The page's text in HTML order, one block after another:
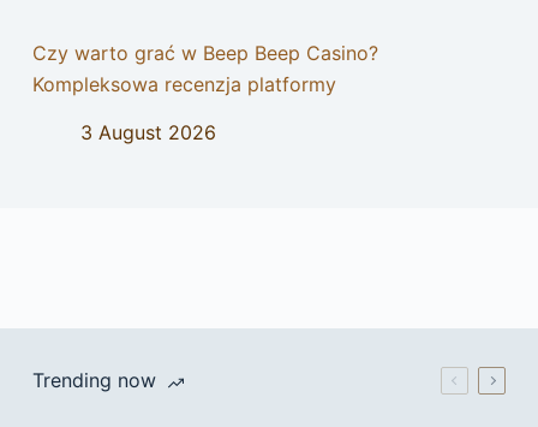
Czy warto grać w Beep Beep Casino?
Kompleksowa recenzja platformy
3 August 2026
Trending now